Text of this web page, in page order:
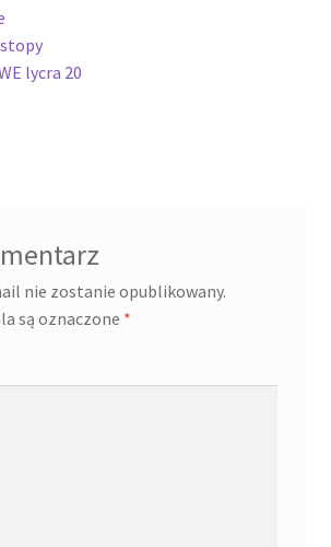
lycra 20
nie zostanie opublikowany.
są oznaczone *